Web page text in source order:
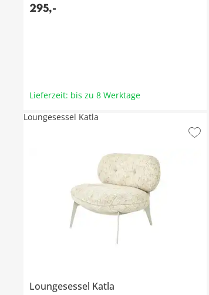
295,-
Lieferzeit: bis zu 8 Werktage
Loungesessel Katla
Loungesessel Katla